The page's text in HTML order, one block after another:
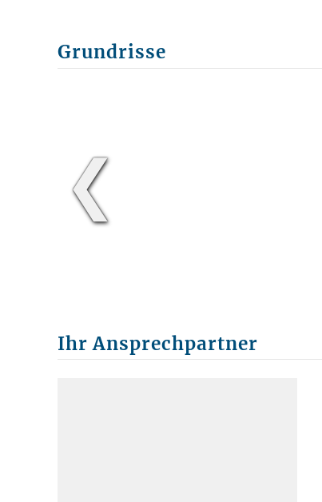
Grundrisse
❮
Ihr Ansprechpartner